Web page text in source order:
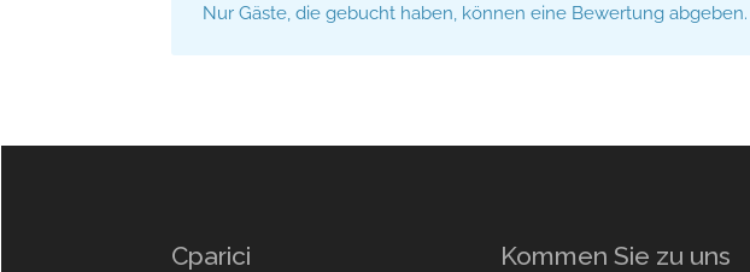
Nur Gäste, die gebucht haben, können eine Bewertung abgeben.
Cparici Kommen Sie zu uns